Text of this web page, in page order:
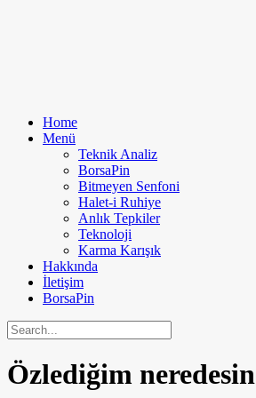
Home
Menü
Teknik Analiz
BorsaPin
Bitmeyen Senfoni
Halet-i Ruhiye
Anlık Tepkiler
Teknoloji
Karma Karışık
Hakkında
İletişim
BorsaPin
Özlediğim neredesin